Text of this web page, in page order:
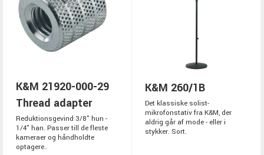
K&M 21920-000-29
Thread adapter
Reduktionsgevind 3/8" hun -
1/4" han. Passer till de fleste
kameraer og håndholdte
optagere..
K&M 260/1B
Det klassiske solist-
mikrofonstativ fra K&M, der
aldrig går af mode - eller i
stykker. Sort.